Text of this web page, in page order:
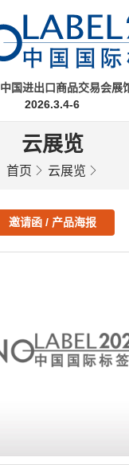
中国进出口商品交易会展
2026.3.4-6
云展览
首页 云展览
邀请函 / 产品海报